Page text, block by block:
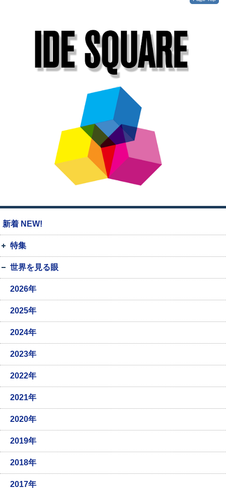
新着 NEW!
特集
世界を見る眼
2026年
2025年
2024年
2023年
2022年
2021年
2020年
2019年
2018年
2017年